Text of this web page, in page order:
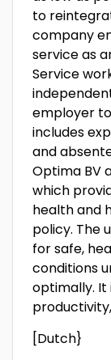
to
company
service as
Service
employer
includes
and
Optima BV
which
health and
policy. The
for safe,
conditions
optimally. It
[Dutch}